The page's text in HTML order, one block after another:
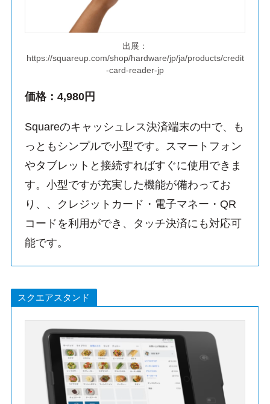
出展：
https://squareup.com/shop/hardware/jp/ja/products/credit
-card-reader-jp
価格：4,980円
Squareのキャッシュレス決済端末の中で、も
っともシンプルで小型です。スマートフォン
やタブレットと接続すればすぐに使用できま
す。小型ですが充実した機能が備わってお
り、、クレジットカード・電子マネー・QR
コードを利用ができ、タッチ決済にも対応可
能です。
スクエアスタンド